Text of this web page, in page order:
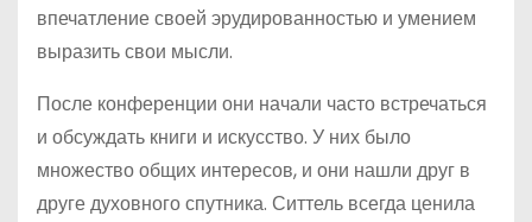
впечатление своей эрудированностью и умением
выразить свои мысли.
После конференции они начали часто встречаться
и обсуждать книги и искусство. У них было
множество общих интересов, и они нашли друг в
друге духовного спутника. Ситтель всегда ценила